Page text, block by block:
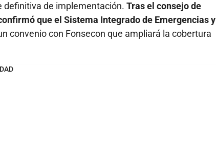
definitiva de implementación. Tras el consejo de
que el Sistema Integrado de Emergencias y
convenio con Fonsecon que ampliará la cobertura